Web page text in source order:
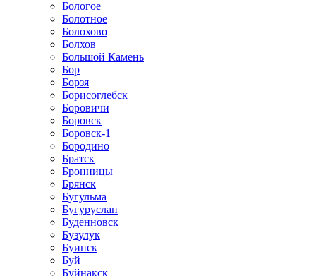
Бологое
Болотное
Болохово
Болхов
Большой Камень
Бор
Борзя
Борисоглебск
Боровичи
Боровск
Боровск-1
Бородино
Братск
Бронницы
Брянск
Бугульма
Бугуруслан
Буденновск
Бузулук
Буинск
Буй
Буйнакск